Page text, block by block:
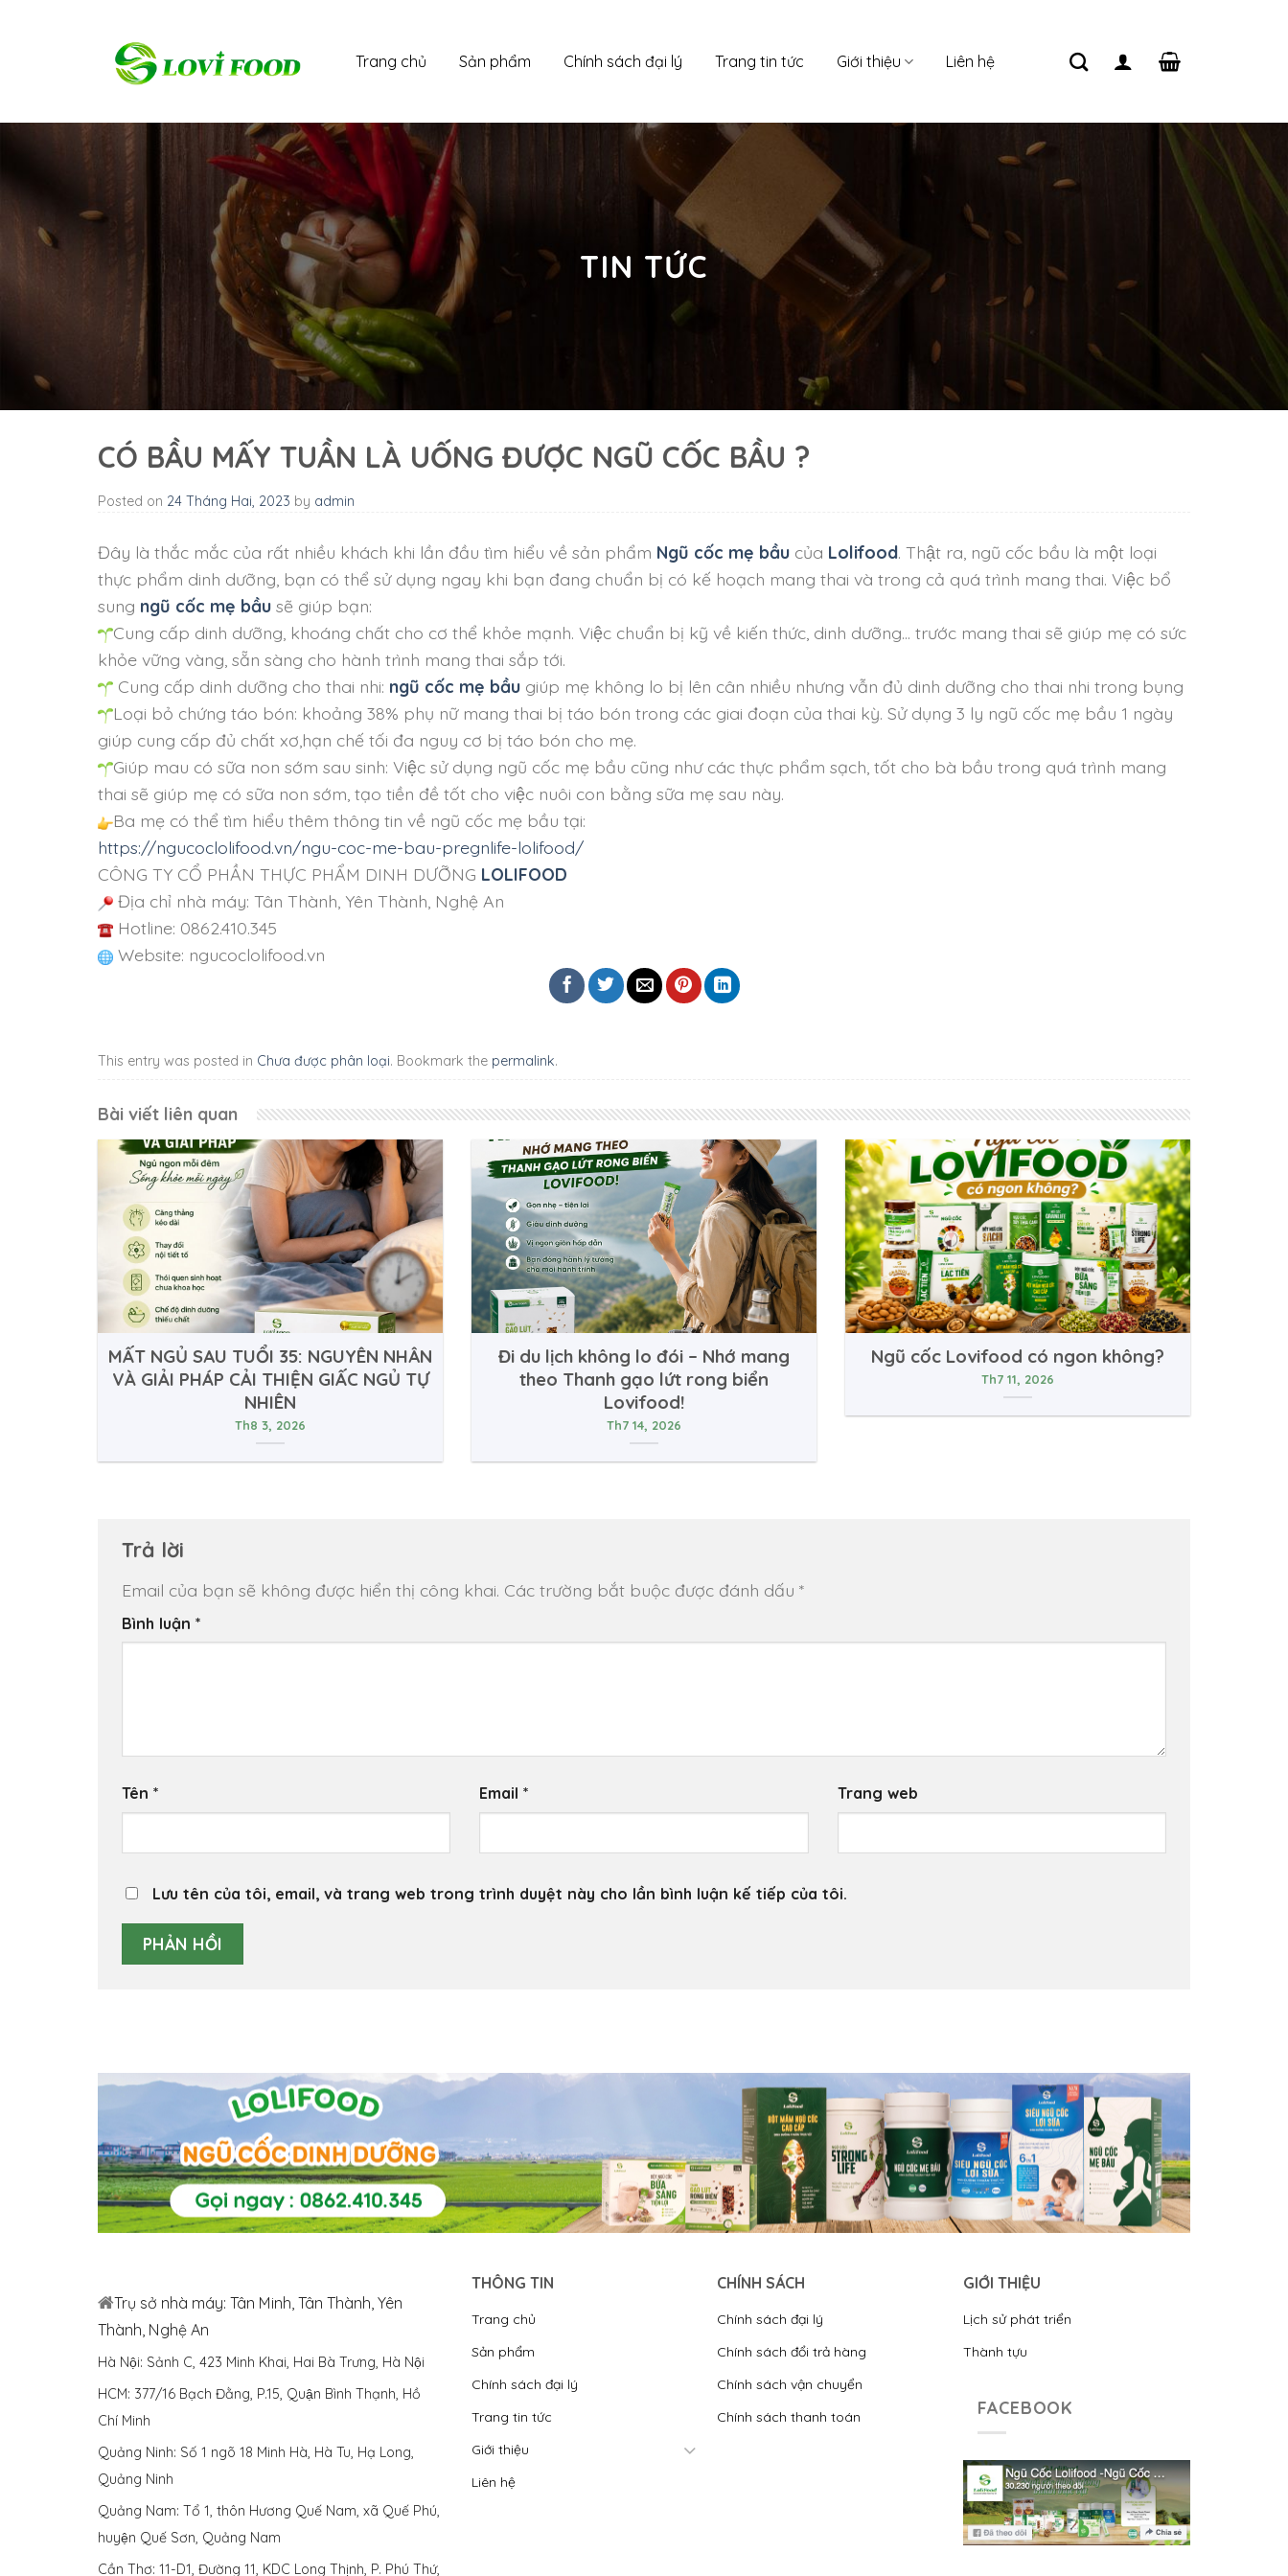
Trang chủ Sản phẩm Chính sách đại lý Trang tin tức Giới thiệu Liên hệ
TIN TỨC
CÓ BẦU MẤY TUẦN LÀ UỐNG ĐƯỢC NGŨ CỐC BẦU ?
Posted on 24 Tháng Hai, 2023 by admin
Đây là thắc mắc của rất nhiều khách khi lần đầu tìm hiểu về sản phẩm Ngũ cốc mẹ bầu của Lolifood. Thật ra, ngũ cốc bầu là một loại
thực phẩm dinh dưỡng, bạn có thể sử dụng ngay khi bạn đang chuẩn bị có kế hoạch mang thai và trong cả quá trình mang thai. Việc bổ
sung ngũ cốc mẹ bầu sẽ giúp bạn:
Cung cấp dinh dưỡng, khoáng chất cho cơ thể khỏe mạnh. Việc chuẩn bị kỹ về kiến thức, dinh dưỡng… trước mang thai sẽ giúp mẹ có sức
khỏe vững vàng, sẵn sàng cho hành trình mang thai sắp tới.
Cung cấp dinh dưỡng cho thai nhi: ngũ cốc mẹ bầu giúp mẹ không lo bị lên cân nhiều nhưng vẫn đủ dinh dưỡng cho thai nhi trong bụng
Loại bỏ chứng táo bón: khoảng 38% phụ nữ mang thai bị táo bón trong các giai đoạn của thai kỳ. Sử dụng 3 ly ngũ cốc mẹ bầu 1 ngày
giúp cung cấp đủ chất xơ,hạn chế tối đa nguy cơ bị táo bón cho mẹ.
Giúp mau có sữa non sớm sau sinh: Việc sử dụng ngũ cốc mẹ bầu cũng như các thực phẩm sạch, tốt cho bà bầu trong quá trình mang
thai sẽ giúp mẹ có sữa non sớm, tạo tiền đề tốt cho việc nuôi con bằng sữa mẹ sau này.
Ba mẹ có thể tìm hiểu thêm thông tin về ngũ cốc mẹ bầu tại:
https://ngucoclolifood.vn/ngu-coc-me-bau-pregnlife-lolifood/
CÔNG TY CỔ PHẦN THỰC PHẨM DINH DƯỠNG LOLIFOOD
Địa chỉ nhà máy: Tân Thành, Yên Thành, Nghệ An
Hotline: 0862.410.345
Website: ngucoclolifood.vn
This entry was posted in Chưa được phân loại. Bookmark the permalink.
Bài viết liên quan
MẤT NGỦ SAU TUỔI 35: NGUYÊN NHÂN
VÀ GIẢI PHÁP CẢI THIỆN GIẤC NGỦ TỰ
NHIÊN
Th8 3, 2026
Đi du lịch không lo đói – Nhớ mang
theo Thanh gạo lứt rong biển
Lovifood!
Th7 14, 2026
Ngũ cốc Lovifood có ngon không?
Th7 11, 2026
Trả lời
Email của bạn sẽ không được hiển thị công khai. Các trường bắt buộc được đánh dấu *
Bình luận *
Tên * Email* Trang web
Lưu tên của tôi, email, và trang web trong trình duyệt này cho lần bình luận kế tiếp của tôi.
Trụ sở nhà máy: Tân Minh, Tân Thành, Yên
Thành, Nghệ An
Hà Nội: Sảnh C, 423 Minh Khai, Hai Bà Trưng, Hà Nội
HCM: 377/16 Bạch Đằng, P.15, Quận Bình Thạnh, Hồ
Chí Minh
Quảng Ninh: Số 1 ngõ 18 Minh Hà, Hà Tu, Hạ Long,
Quảng Ninh
Quảng Nam: Tổ 1, thôn Hương Quế Nam, xã Quế Phú,
huyện Quế Sơn, Quảng Nam
Cần Thơ: 11-D1, Đường 11, KDC Long Thịnh, P. Phú Thứ,
THÔNG TIN
Trang chủ
Sản phẩm
Chính sách đại lý
Trang tin tức
Giới thiệu
Liên hệ
CHÍNH SÁCH
Chính sách đại lý
Chính sách đổi trả hàng
Chính sách vận chuyển
Chính sách thanh toán
GIỚI THIỆU
Lịch sử phát triển
Thành tựu
FACEBOOK